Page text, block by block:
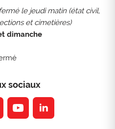
le jeudi matin (état civil,
et cimetières)
dimanche
sociaux